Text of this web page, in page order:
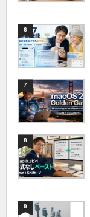
6
7
8
9